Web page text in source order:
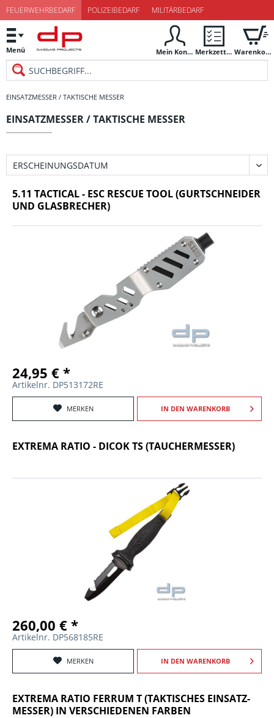
FEUERWEHRBEDARF POLIZEIBEDARF MILITÄRBEDARF
Menü Mein Konto Merkzettel Warenkorb
EINSATZMESSER / TAKTISCHE MESSER
EINSATZMESSER / TAKTISCHE MESSER
5.11 TACTICAL - ESC RESCUE TOOL (GURTSCHNEIDER
UND GLASBRECHER)
24,95 € *
Artikelnr. DP513172RE
MERKEN IN DEN WARENKORB
EXTREMA RATIO - DICOK TS (TAUCHERMESSER)
260,00 € *
Artikelnr. DP568185RE
MERKEN IN DEN WARENKORB
EXTREMA RATIO FERRUM T (TAKTISCHES EINSATZ-
MESSER) IN VERSCHIEDENEN FARBEN